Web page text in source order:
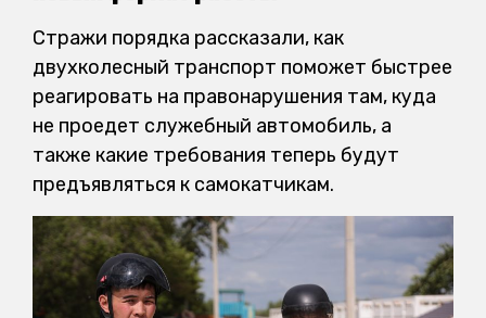
Стражи порядка рассказали, как
двухколесный транспорт поможет быстрее
реагировать на правонарушения там, куда
не проедет служебный автомобиль, а
также какие требования теперь будут
предъявляться к самокатчикам.